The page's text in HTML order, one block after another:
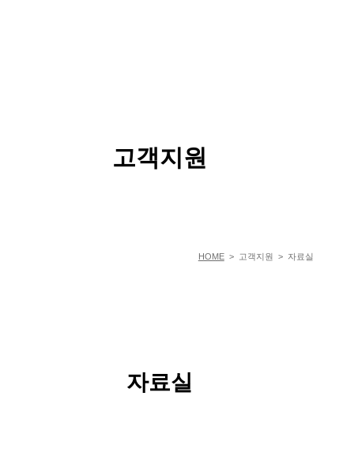
고객지원
HOME> 고객지원 > 자료실
자료실